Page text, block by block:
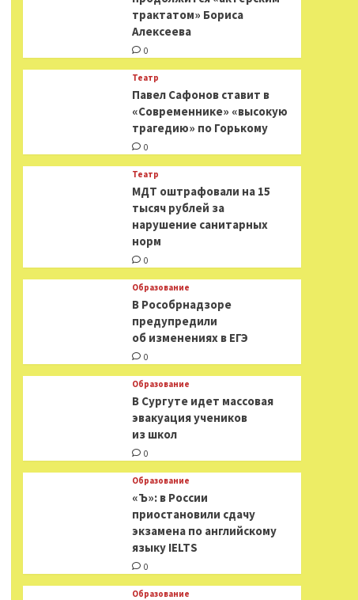
трактатом» Бориса
Алексеева
0
Театр
Павел Сафонов ставит в
«Современнике» «высокую
трагедию» по Горькому
0
Театр
МДТ оштрафовали на 15
тысяч рублей за
нарушение санитарных
норм
0
Образование
В Рособрнадзоре
предупредили
об изменениях в ЕГЭ
0
Образование
В Сургуте идет массовая
эвакуация учеников
из школ
0
Образование
«Ъ»: в России
приостановили сдачу
экзамена по английскому
языку IELTS
0
Образование